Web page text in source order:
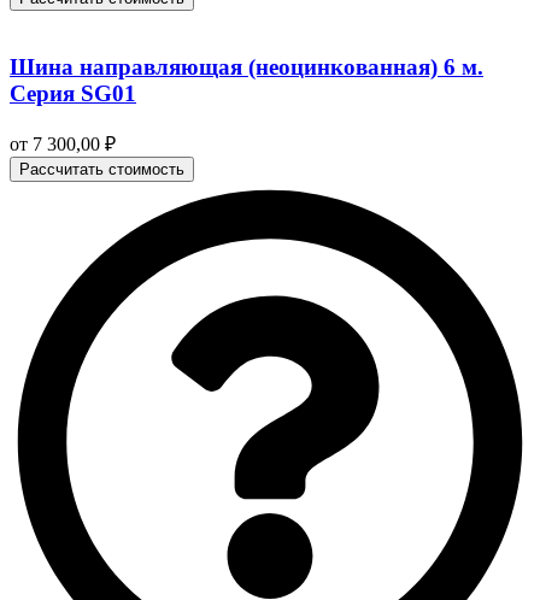
Шина направляющая (неоцинкованная) 6 м.
Серия SG01
от 7 300,00 ₽
Рассчитать стоимость